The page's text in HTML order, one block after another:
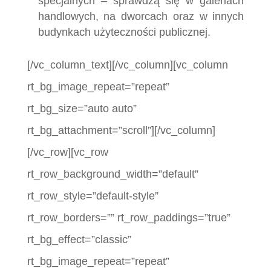
handlowych, na dworcach oraz w innych
budynkach użyteczności publicznej.
[/vc_column_text][/vc_column][vc_column
rt_bg_image_repeat=”repeat”
rt_bg_size=”auto auto”
rt_bg_attachment=”scroll”][/vc_column]
[/vc_row][vc_row
rt_row_background_width=”default”
rt_row_style=”default-style”
rt_row_borders=”” rt_row_paddings=”true”
rt_bg_effect=”classic”
rt_bg_image_repeat=”repeat”